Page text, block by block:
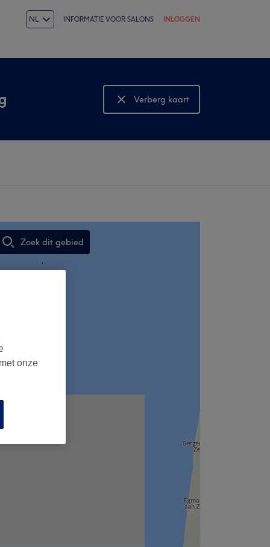
NL INFORMATIE VOOR SALONS INLOGGEN
Verberg kaart
Bekijk kaart
Zoek dit gebied
,
onze